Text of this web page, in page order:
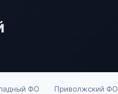
ФО Приволжский ФО